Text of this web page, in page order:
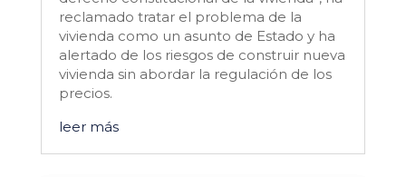
reclamado tratar el problema de la
vivienda como un asunto de Estado y ha
alertado de los riesgos de construir nueva
vivienda sin abordar la regulación de los
precios.
leer más